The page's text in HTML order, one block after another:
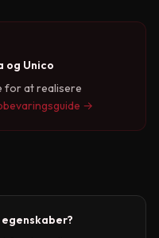
og Unico
for at realisere
→